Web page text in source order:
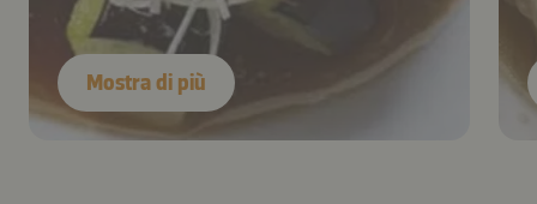
Mostra di più